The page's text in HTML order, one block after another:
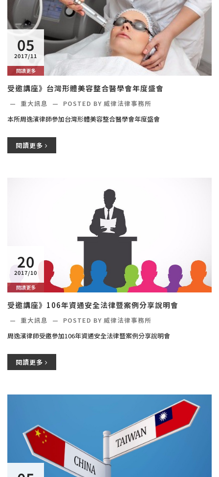
05
2017/11
閱讀更多
受邀講座》台灣形體美容整合醫學會年度盛會
— 重大訊息 —
POSTED BY 威律法律事務所
本所周逸濱律師參加台灣形體美容整合醫學會年度盛會
閱讀更多
20
2017/10
閱讀更多
受邀講座》106年資通安全法律暨案例分享說明會
— 重大訊息 —
POSTED BY 威律法律事務所
周逸濱律師受邀參加106年資通安全法律暨案例分享說明會
閱讀更多